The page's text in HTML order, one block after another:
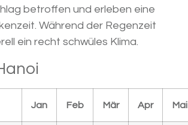
betroffen und erleben eine
Während der Regenzeit
ein recht schwüles Klima.
Jan Feb Mär Apr Mai